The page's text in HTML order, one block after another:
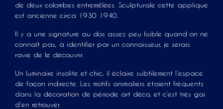
de deux colombes entremêlées. Sculpturale cette applique
est ancienne circa 1930 1940.
Il y a une signature au dos assez peu lisible quand on ne
connaît pas, à identifier par un connaisseur, je serais
ravie de le découvrir.
Un luminaire insolite et chic, il éclaire subtilement l’espace
de façon indirecte. Les motifs animaliers étaient fréquents
dans la décoration de période art déco, et c’est très gai
d’en retrouver.